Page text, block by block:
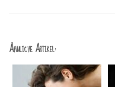
Ähnliche Artikel: